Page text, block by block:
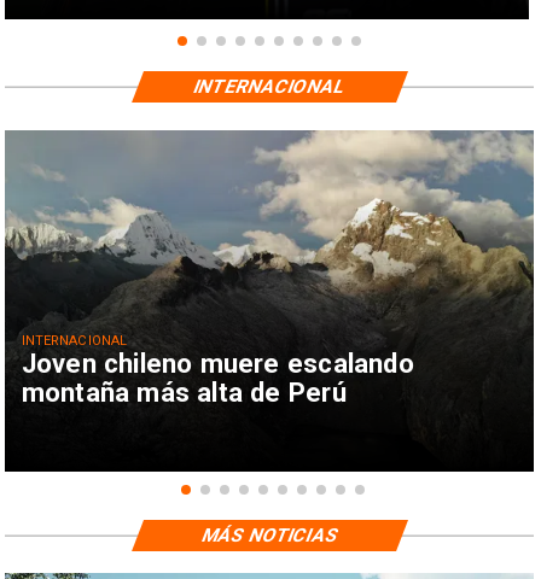
Joven chileno muere escalando
montaña más alta de Perú
INTERNACIONAL
INTERNACIONAL
MÁS NOTICIAS